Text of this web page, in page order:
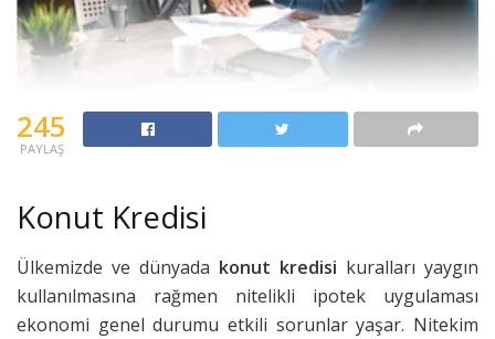
245
PAYLAŞ
Konut Kredisi
Ülkemizde ve dünyada konut kredisi kuralları yaygın
kullanılmasına rağmen nitelikli ipotek uygulaması
ekonomi genel durumu etkili sorunlar yaşar. Nitekim